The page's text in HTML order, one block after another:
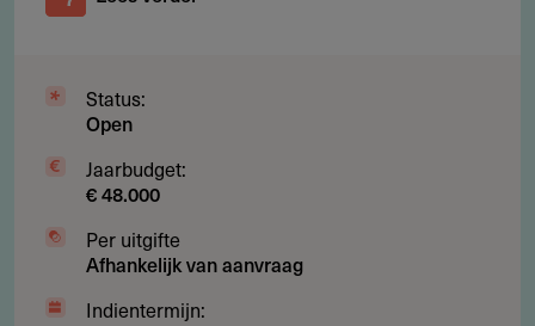
Nederland en Caribische delen van het Koninkrijk der
Voorwaarden
Welke voorwaarden gelden voor
subsidie?
natuur, dieren, monumenten
Status:
Open
Jaarbudget:
€ 48.000
Per uitgifte
Afhankelijk van aanvraag
Indientermijn: